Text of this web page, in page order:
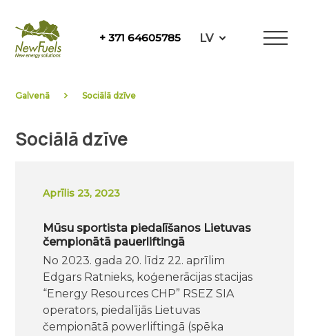
content
+ 371 64605785 LV
Galvenā Sociālā dzīve
Sociālā dzīve
Aprīlis 23, 2023
Mūsu sportista piedalīšanos Lietuvas
čempionātā pauerliftingā
No 2023. gada 20. līdz 22. aprīlim
Edgars Ratnieks, koģenerācijas stacijas
“Energy Resources CHP” RSEZ SIA
operators, piedalījās Lietuvas
čempionātā powerliftingā (spēka